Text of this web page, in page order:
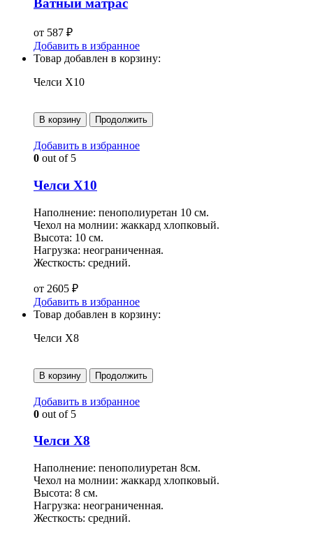
Ватный матрас
от 587 ₽
Добавить в избранное
Товар добавлен в корзину:
Челси Х10
В корзину Продолжить
Добавить в избранное
0 out of 5
Челси Х10
Наполнение: пенополиуретан 10 см.
Чехол на молнии: жаккард хлопковый.
Высота: 10 см.
Нагрузка: неограниченная.
Жесткость: средний.
от 2605 ₽
Добавить в избранное
Товар добавлен в корзину:
Челси Х8
В корзину Продолжить
Добавить в избранное
0 out of 5
Челси Х8
Наполнение: пенополиуретан 8см.
Чехол на молнии: жаккард хлопковый.
Высота: 8 см.
Нагрузка: неограниченная.
Жесткость: средний.